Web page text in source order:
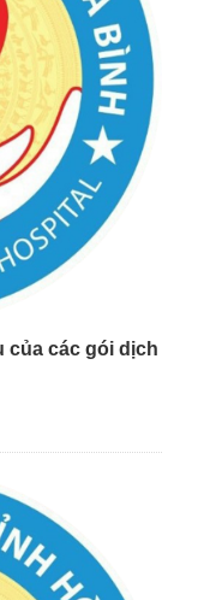
của các gói dịch